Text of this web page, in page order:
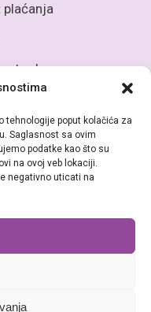
tehnologije poput kolačića za
Saglasnost sa ovim
podatke kao što su
na ovoj veb lokaciji.
negativno uticati na
robe
Babke d.o.o Sarajevo